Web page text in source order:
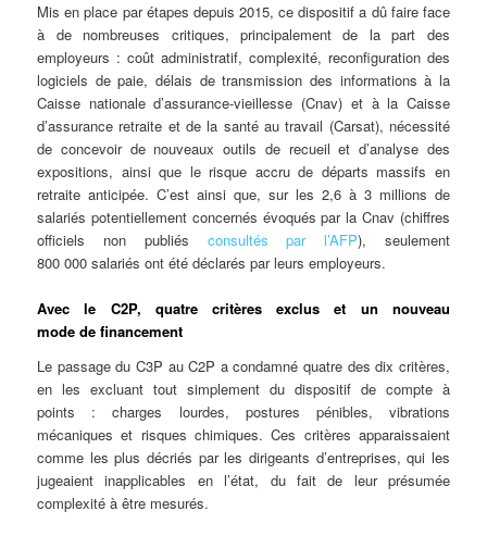
Mis en place par étapes depuis 2015, ce dispositif a dû faire face
à de nombreuses critiques, principalement de la part des
employeurs : coût administratif, complexité, reconfiguration des
logiciels de paie, délais de transmission des informations à la
Caisse nationale d’assurance-vieillesse (Cnav) et à la Caisse
d’assurance retraite et de la santé au travail (Carsat), nécessité
de concevoir de nouveaux outils de recueil et d’analyse des
expositions, ainsi que le risque accru de départs massifs en
retraite anticipée. C’est ainsi que, sur les 2,6 à 3 millions de
salariés potentiellement concernés évoqués par la Cnav (chiffres
officiels non publiés consultés par l’AFP), seulement
800 000 salariés ont été déclarés par leurs employeurs.
Avec le C2P, quatre critères exclus et un nouveau
mode de financement
Le passage du C3P au C2P a condamné quatre des dix critères,
en les excluant tout simplement du dispositif de compte à
points : charges lourdes, postures pénibles, vibrations
mécaniques et risques chimiques. Ces critères apparaissaient
comme les plus décriés par les dirigeants d’entreprises, qui les
jugeaient inapplicables en l’état, du fait de leur présumée
complexité à être mesurés.